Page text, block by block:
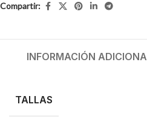
Compartir:
INFORMACIÓN
TALLAS